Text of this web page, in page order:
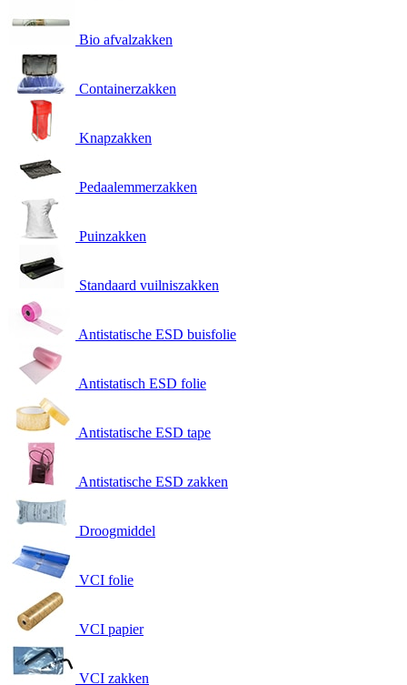
Bio afvalzakken
Containerzakken
Knapzakken
Pedaalemmerzakken
Puinzakken
Standaard vuilniszakken
Antistatische ESD buisfolie
Antistatisch ESD folie
Antistatische ESD tape
Antistatische ESD zakken
Droogmiddel
VCI folie
VCI papier
VCI zakken